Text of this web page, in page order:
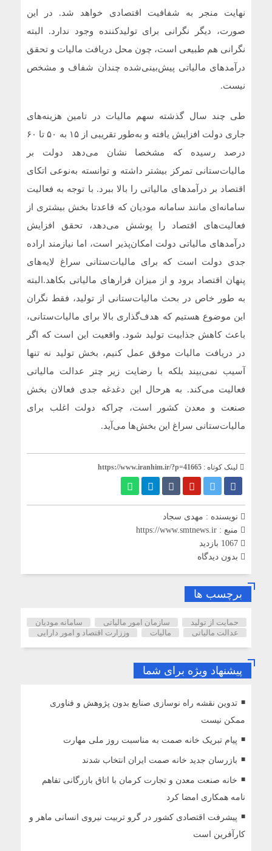
نهایت منجر به شفافیت اقتصادی خواهد شد. در این
صورت، دیگر نگرانی برای تولیدکننده وجود ندارد. البته
نگرانی هم طبیعی است، چون محل دریافت مالیات و تحقق
درآمدهای مالیاتی پیش‌بینی‌شده چندان شفاف و مشخص
نیست.
طی چند سال گذشته سهم مالیات در تامین هزینه‌های
جاری دولت افزایش یافته و به‌طور تقریبی از ۱۵ به ۵۰ تا ۶۰
درصد رسیده که مشخصا نشان می‌دهد دولت بر
مالیات‌ستانی تمرکز بیشتر داشته و توانسته به‌نوعی اتکای
اقتصاد بر درآمدهای مالیاتی را بالا ببرد. با توجه به فعالیت
سامانه‌ای مانند سامانه مودیان که قاعدتا بخش بیشتری از
فعالیت‌های اقتصاد را پوشش می‌دهد، تحقق افزایش
درآمدهای مالیاتی دولت امکان‌پذیر است، اما نیازمند اراده
جدی دولت است که برای مالیات‌ستانی سراغ لایه‌های
پنهان اقتصاد برود و از میزان فرارهای مالیاتی بکاهد.البته
به طور خاص در بحث مالیات‌ستانی از تولید، فقط نگران
این موضوع هستیم که هدف‌گذاری بالا برای مالیات‌ستانی،
باعث کاهش جذابیت تولید شود. واقعیت این است که اگر
در دریافت مالیات موفق عمل کنیم، بخش تولید نه تنها
آسیب نمی‌بیند بلکه با رضایت زیر چتر عدالت مالیاتی
فعالیت می‌کند. به هرحال این دغدغه جدی فعالان بخش
صنعت و معدن کشور است، چراکه دولت اغلب برای
مالیات‌ستانی سراغ این بخش‌ها می‌آید.
لینک کوتاه : https://www.iranhim.ir/?p=41665
نویسنده : مهدی سجاد
منبع : https://www.smtnews.ir
بدون دیدگاه
برچسب ها
حمایت از تولید سازمان امور مالیاتی
سامانه مودیان
عدالت مالیاتی
مالیات وززارت اقتصاد و امور دارایی
پیشنهاد ویژه برای شما
تدوین نقشه راه نوسازی صنایع بدون پژوهش و فناوری
ممکن نیست
پیام تبریک خانه صمت به مناسبت روز ملی مهارت
بازرسان جدید خانه صمت ایران انتخاب شدند
خانه صنعت معدن و تجارت کرمان با اتاق بازرگانی تفاهم
نامه همکاری امضا کرد
پیشرفت اقتصادی کشور در گرو تربیت نیروی انسانی ماهر و
کارآفرین است